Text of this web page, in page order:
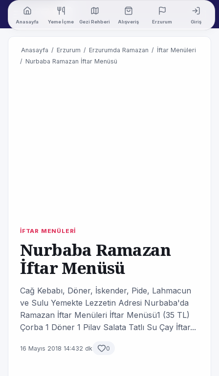
Anasayfa Yeme İçme Gezi Rehberi Alışveriş Erzurum Giriş
Anasayfa / Erzurum / Erzurumda Ramazan / İftar Menüleri
/ Nurbaba Ramazan İftar Menüsü
İFTAR MENÜLERİ
Nurbaba Ramazan
İftar Menüsü
Cağ Kebabı, Döner, İskender, Pide, Lahmacun
ve Sulu Yemekte Lezzetin Adresi Nurbaba'da
Ramazan İftar Menüleri İftar Menüsü1 (35 TL)
Çorba 1 Döner 1 Pilav Salata Tatlı Su Çay İftar...
16 Mayıs 2018 14:432 dk 0